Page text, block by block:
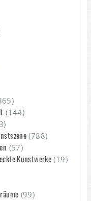
(144)
(788)
(57)
Kunstwerke(19)
(99)